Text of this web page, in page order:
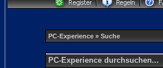
PC-Experience » Suche
PC-Experience durchsuchen...